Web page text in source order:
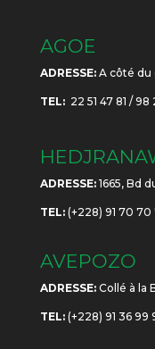
AGOE
ADRESSE:A côté du
TEL:22 51 47 81 / 98
ADRESSE:1665, Bd
TEL:(+228) 91 70 70
AVEPOZO
ADRESSE:Collé à la
TEL:(+228) 91 36 99